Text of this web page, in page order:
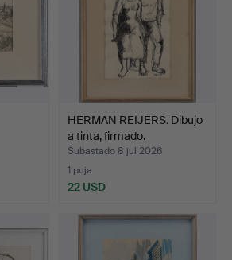
HERMAN REIJERS. Dibujo
a tinta, firmado.
Subastado 8 jul 2026
1 puja
22 USD